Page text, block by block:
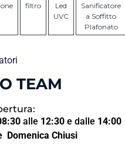
filtro
Led
UVC
Sanificatore
a Soffitto
Plafonato
TEAM
alle 12:30 e dalle 14:00
Domenica Chiusi